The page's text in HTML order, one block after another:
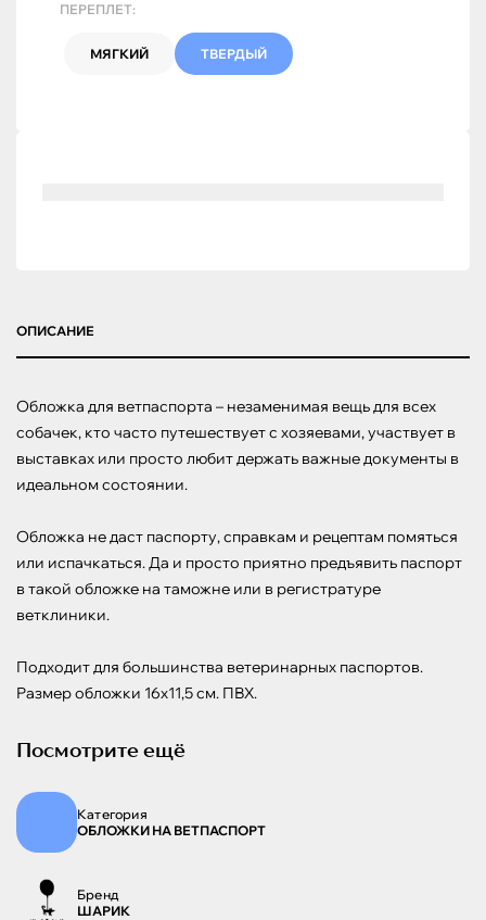
ПЕРЕПЛЕТ:
МЯГКИЙ ТВЕРДЫЙ
ОПИСАНИЕ
Обложка для ветпаспорта – незаменимая вещь для всех
собачек, кто часто путешествует с хозяевами, участвует в
выставках или просто любит держать важные документы в
идеальном состоянии.
Обложка не даст паспорту, справкам и рецептам помяться
или испачкаться. Да и просто приятно предъявить паспорт
в такой обложке на таможне или в регистратуре
ветклиники.
Подходит для большинства ветеринарных паспортов.
Размер обложки 16х11,5 см. ПВХ.
Посмотрите ещё
Категория
ОБЛОЖКИ НА ВЕТПАСПОРТ
Бренд
ШАРИК